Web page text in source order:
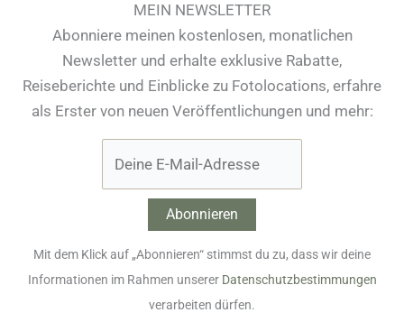
MEIN NEWSLETTER
Abonniere meinen kostenlosen, monatlichen
Newsletter und erhalte exklusive Rabatte,
Reiseberichte und Einblicke zu Fotolocations, erfahre
als Erster von neuen Veröffentlichungen und mehr:
Mit dem Klick auf „Abonnieren“ stimmst du zu, dass wir deine
Informationen im Rahmen unserer Datenschutzbestimmungen
verarbeiten dürfen.